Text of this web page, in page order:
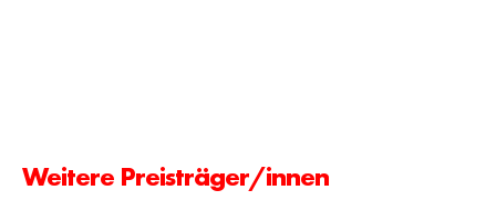
Weitere Preisträger/innen